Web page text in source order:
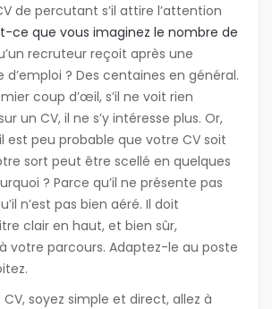
de percutant s’il attire l’attention
ce que vous imaginez le nombre de
recruteur reçoit après une
d’emploi ? Des centaines en général.
coup d’œil, s’il ne voit rien
un CV, il ne s’y intéresse plus. Or,
est peu probable que votre CV soit
sort peut être scellé en quelques
? Parce qu’il ne présente pas
n’est pas bien aéré. Il doit
clair en haut, et bien sûr,
votre parcours. Adaptez-le au poste
soyez simple et direct, allez à